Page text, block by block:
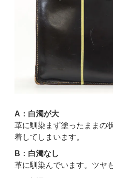
A：白濁が大
革に馴染まず塗ったままの
着してしまいます。
B：白濁なし
革に馴染んでいます。ツヤ